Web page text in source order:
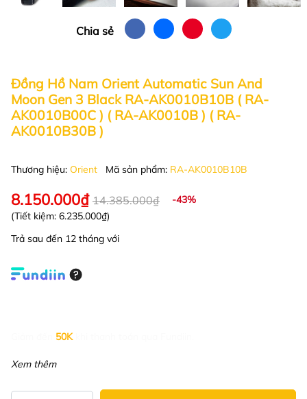
Chia sẻ
Đồng Hồ Nam Orient Automatic Sun And
Moon Gen 3 Black RA-AK0010B10B ( RA-
AK0010B00C ) ( RA-AK0010B ) ( RA-
AK0010B30B )
Thương hiệu: Orient Mã sản phẩm: RA-AK0010B10B
8.150.000₫ 14.385.000₫
-43%
(Tiết kiệm: 6.235.000₫)
Trả sau đến 12 tháng với
50K
Xem thêm